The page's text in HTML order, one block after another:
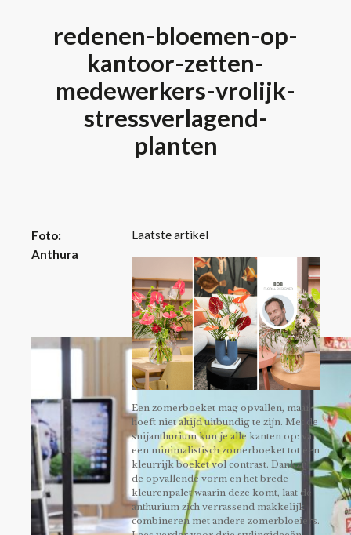
redenen-bloemen-op-
kantoor-zetten-
medewerkers-vrolijk-
stressverlagend-
planten
Foto:
Anthura
Laatste artikel
Een zomerboeket mag opvallen, maar
hoeft niet altijd uitbundig te zijn. Met de
snijanthurium kun je alle kanten op: van
een minimalistisch zomerboeket tot een
kleurrijk boeket vol contrast. Dankzij
de opvallende vorm en het brede
kleurenpalet waarin deze komt, laat de
anthurium zich verrassend makkelijk
combineren met andere zomerbloeiers.